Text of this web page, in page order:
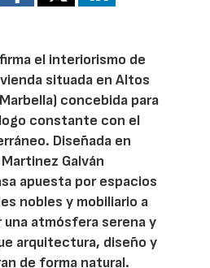
firma el interiorismo de
situada en Altos
concebida para
constante con el
Diseñada en
Galván
apuesta por espacios
nobles y mobiliario a
una atmósfera serena y
arquitectura, diseño y
de forma natural.